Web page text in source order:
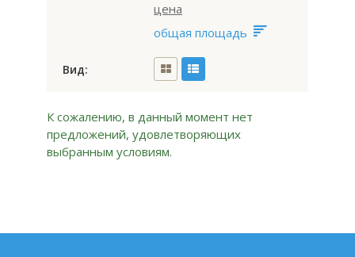
цена
общая площадь
Вид:
К сожалению, в данный момент нет
предложений, удовлетворяющих
выбранным условиям.